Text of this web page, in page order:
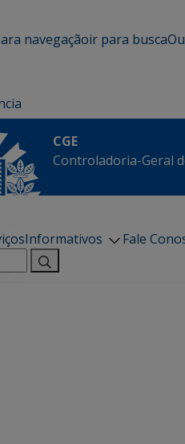
navegaçãoir para busca
CGE
Controladoria-Geral
Informativos
Fale